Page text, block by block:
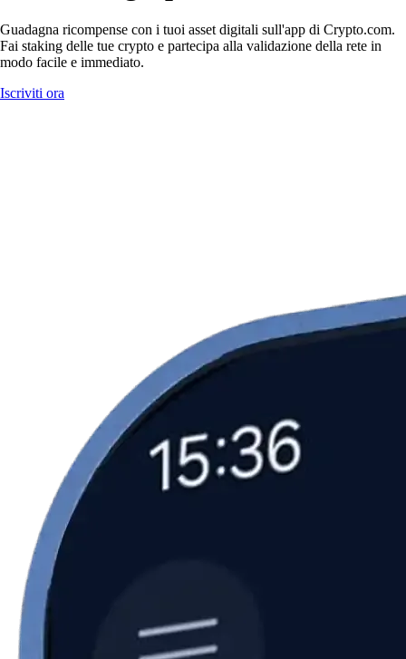
Guadagna ricompense con i tuoi asset digitali sull'app di Crypto.com.
Fai staking delle tue crypto e partecipa alla validazione della rete in
modo facile e immediato.
Iscriviti ora